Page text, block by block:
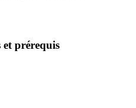
et prérequis